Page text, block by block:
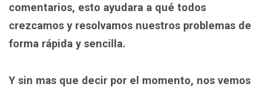
comentarios, esto ayudara a qué todos
crezcamos y resolvamos nuestros problemas de
forma rápida y sencilla.
Y sin mas que decir por el momento, nos vemos